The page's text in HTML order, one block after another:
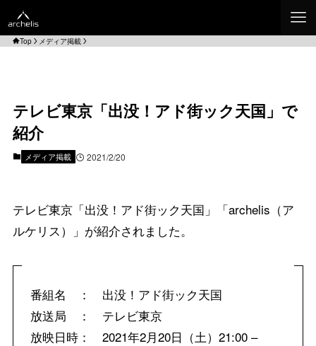
Top メディア掲載
テレビ東京「出没！アド街ック天国」で
紹介
メディア掲載 2021/2/20
テレビ東京「出没！アド街ック天国」「archelis（ア
ルケリス）」が紹介されました。
番組名 ： 出没！アド街ック天国
放送局 ： テレビ東京
放映日時： 2021年2月20日（土）21:00 –